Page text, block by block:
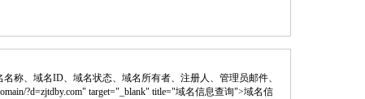
称、域名ID、域名状态、域名所有者、注册人、管理员邮件、
?d=zjtdby.com" target="_blank" title="域名信息查询">域名信